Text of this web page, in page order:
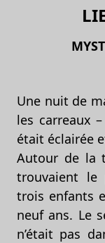
Une nuit de
les carreaux
était éclairée
Autour de la
trouvaient le
trois enfants
neuf ans. Le
n’était pas